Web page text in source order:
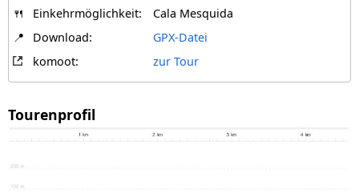
🍴
Einkehrmöglichkeit:
Cala Mesquida
📍
Download:
GPX-Datei
komoot:
zur Tour
Tourenprofil